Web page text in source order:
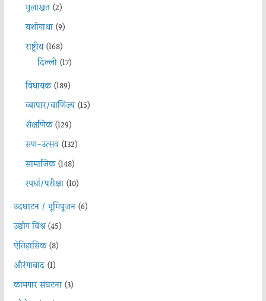
मुलाखत(2)
यशोगाथा(9)
राष्ट्रीय(168)
दिल्ली(17)
विधायक(189)
व्यापार/वाणिज्य(15)
शैक्षणिक(129)
सण-उत्सव(132)
सामाजिक(148)
स्पर्धा/परीक्षा(10)
उदघाटन / भूमिपूजन(6)
उद्योग विश्व(45)
ऐतिहासिक(8)
औरंगाबाद(1)
कामगार संघटना(3)